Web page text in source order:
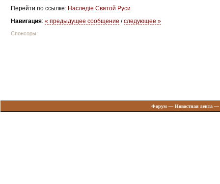
Перейти по ссылке: Наследiе Святой Руси
Навигация: « предыдущее сообщение /следующее »
Спонсоры:
Форум— Новостная лента—